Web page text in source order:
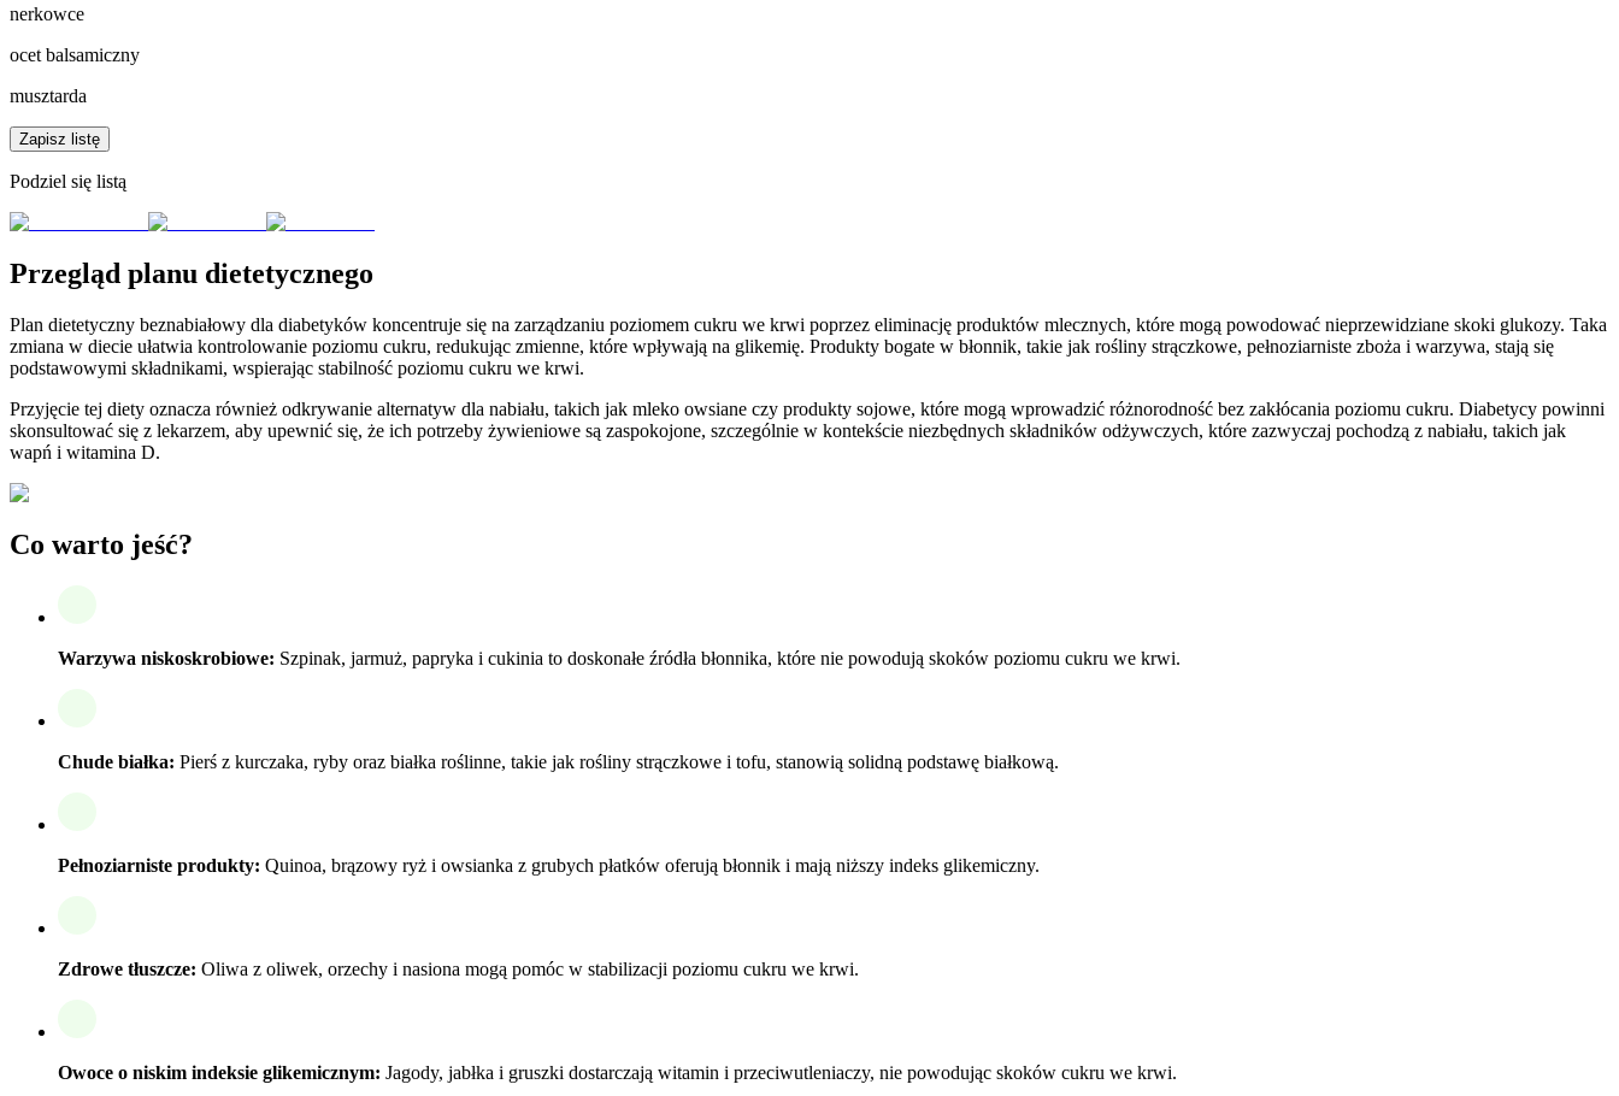
nerkowce
ocet balsamiczny
musztarda
Zapisz listę
Podziel się listą
Przegląd planu dietetycznego
Plan dietetyczny beznabiałowy dla diabetyków koncentruje się na zarządzaniu poziomem cukru we krwi poprzez eliminację produktów mlecznych, które mogą powodować nieprzewidziane skoki glukozy. Taka
zmiana w diecie ułatwia kontrolowanie poziomu cukru, redukując zmienne, które wpływają na glikemię. Produkty bogate w błonnik, takie jak rośliny strączkowe, pełnoziarniste zboża i warzywa, stają się
podstawowymi składnikami, wspierając stabilność poziomu cukru we krwi.
Przyjęcie tej diety oznacza również odkrywanie alternatyw dla nabiału, takich jak mleko owsiane czy produkty sojowe, które mogą wprowadzić różnorodność bez zakłócania poziomu cukru. Diabetycy powinni
skonsultować się z lekarzem, aby upewnić się, że ich potrzeby żywieniowe są zaspokojone, szczególnie w kontekście niezbędnych składników odżywczych, które zazwyczaj pochodzą z nabiału, takich jak
wapń i witamina D.
Co warto jeść?
Warzywa niskoskrobiowe: Szpinak, jarmuż, papryka i cukinia to doskonałe źródła błonnika, które nie powodują skoków poziomu cukru we krwi.
Chude białka: Pierś z kurczaka, ryby oraz białka roślinne, takie jak rośliny strączkowe i tofu, stanowią solidną podstawę białkową.
Pełnoziarniste produkty: Quinoa, brązowy ryż i owsianka z grubych płatków oferują błonnik i mają niższy indeks glikemiczny.
Zdrowe tłuszcze: Oliwa z oliwek, orzechy i nasiona mogą pomóc w stabilizacji poziomu cukru we krwi.
Owoce o niskim indeksie glikemicznym: Jagody, jabłka i gruszki dostarczają witamin i przeciwutleniaczy, nie powodując skoków cukru we krwi.